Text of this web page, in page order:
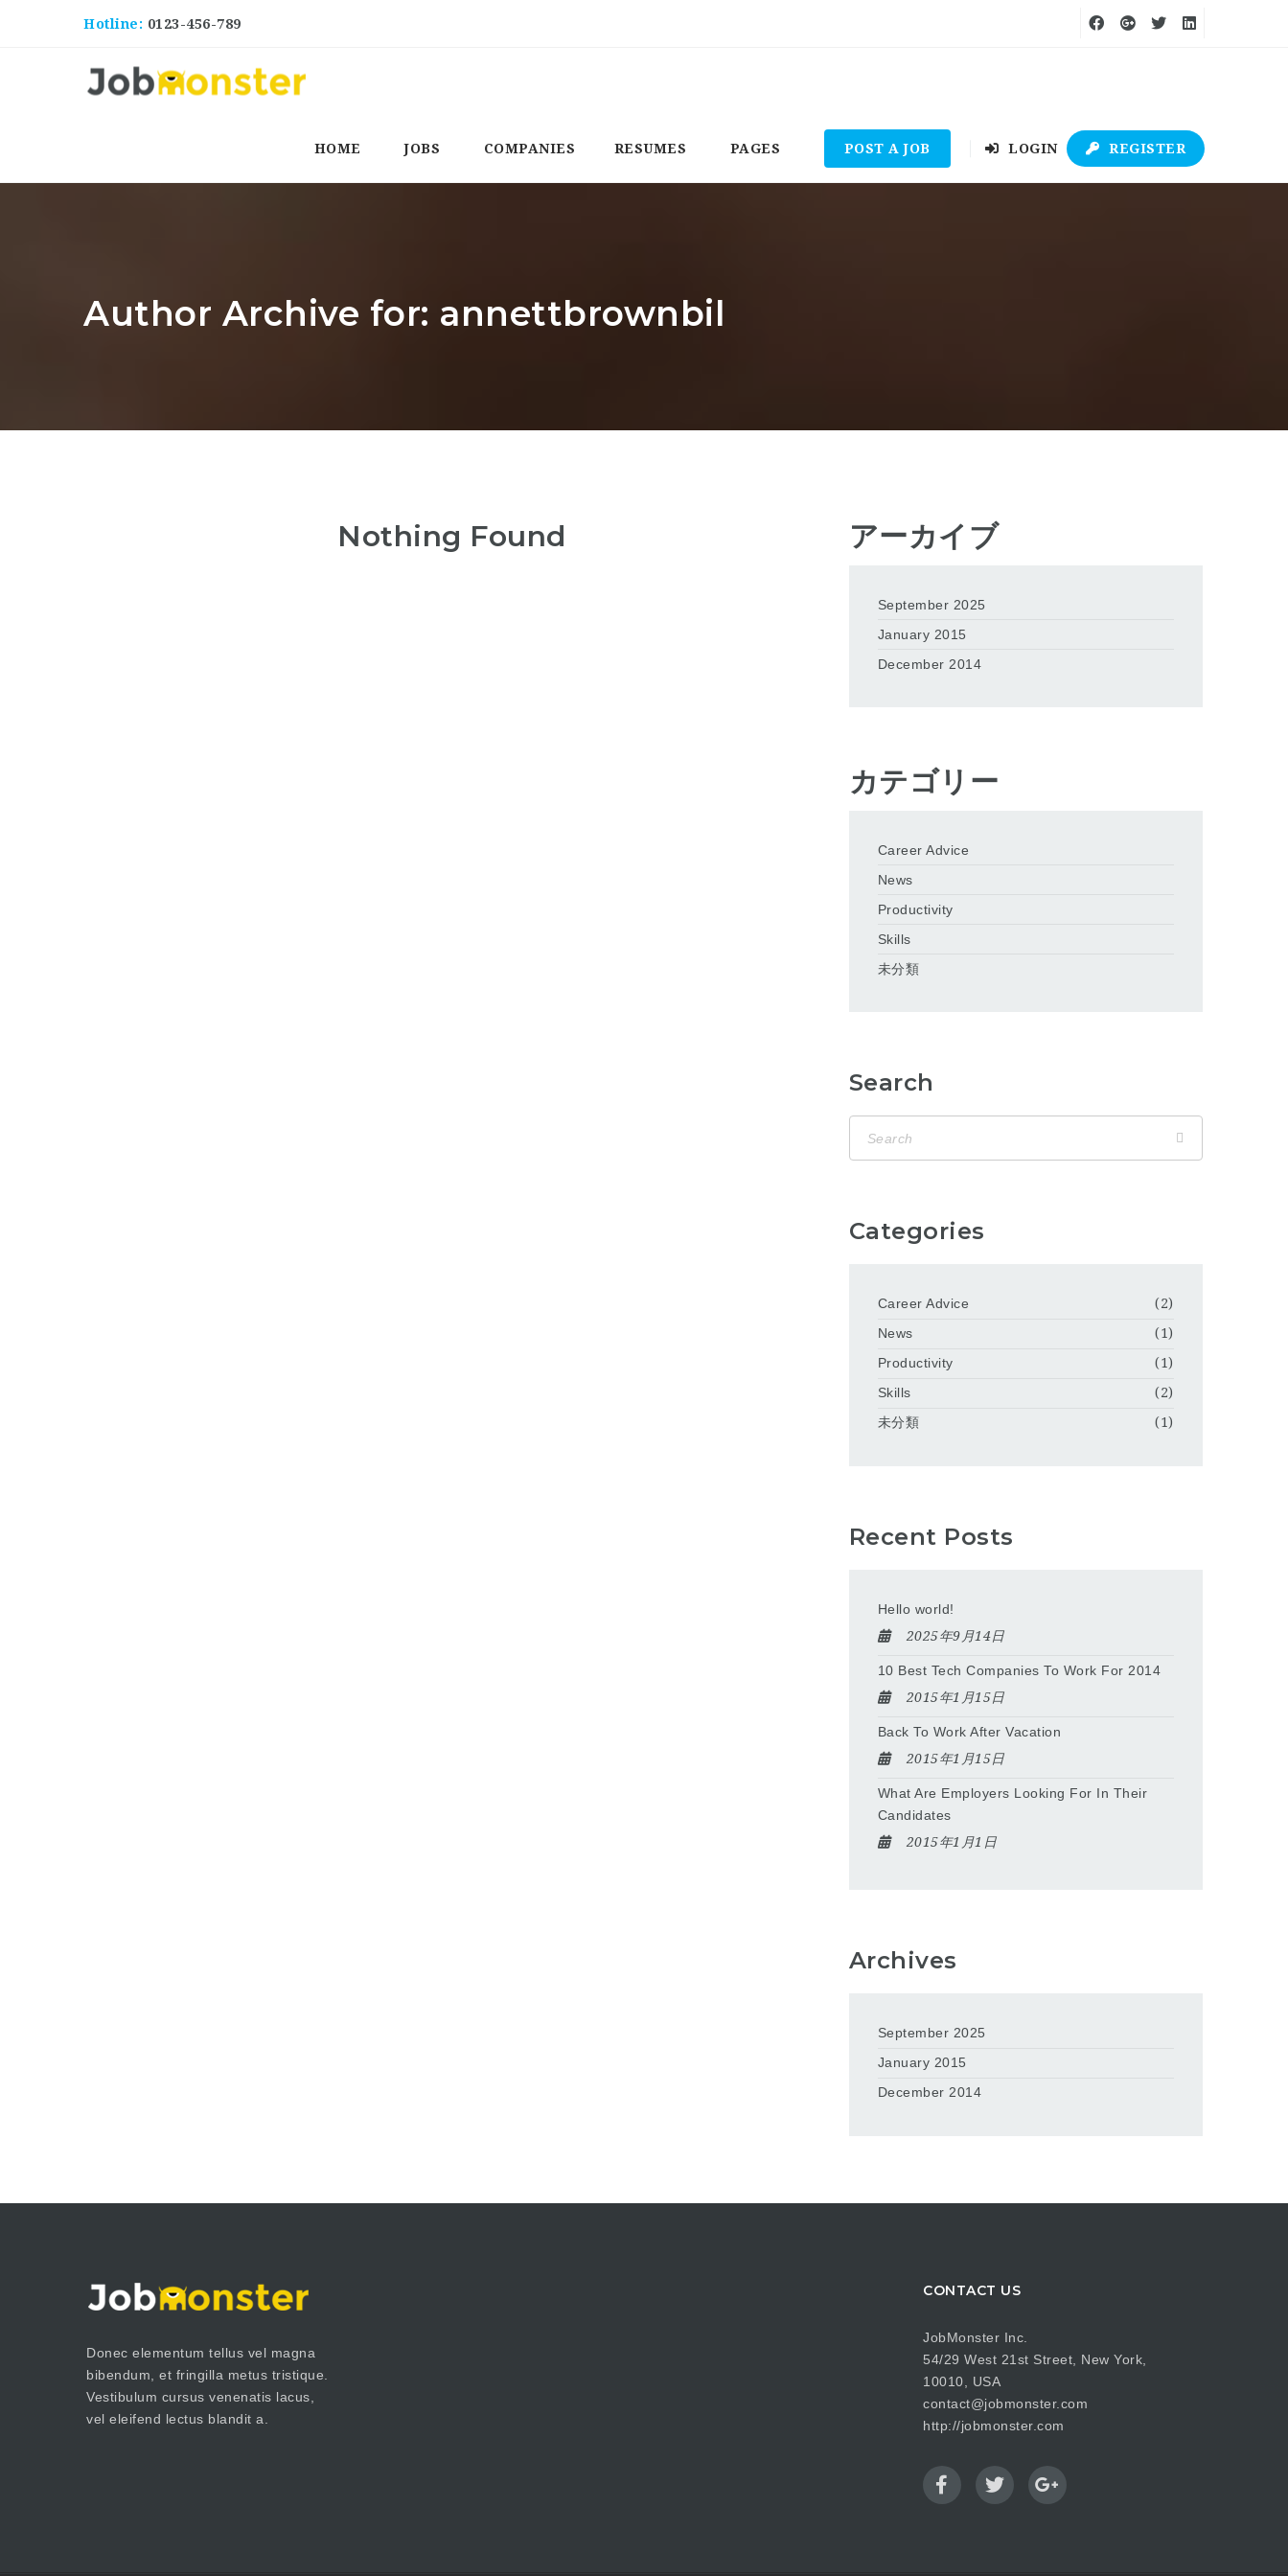
Hotline: 0123-456-789
HOME JOBS COMPANIES RESUMES PAGES POST A JOB LOGIN REGISTER
Author Archive for: annettbrownbil
Nothing Found アーカイブ
September 2025
January 2015
December 2014
カテゴリー
Career Advice
News
Productivity
Skills
未分類
Search
Categories
Career Advice
(2)
News
(1)
Productivity
(1)
Skills
(2)
未分類
(1)
Recent Posts
Hello world!
2025年9月14日
10 Best Tech Companies To Work For 2014
2015年1月15日
Back To Work After Vacation
2015年1月15日
What Are Employers Looking For In Their
Candidates
2015年1月1日
Archives
September 2025
January 2015
December 2014
Donec elementum tellus vel magna
bibendum, et fringilla metus tristique.
Vestibulum cursus venenatis lacus,
vel eleifend lectus blandit a.
CONTACT US
JobMonster Inc.
54/29 West 21st Street, New York,
10010, USA
contact@jobmonster.com
http://jobmonster.com